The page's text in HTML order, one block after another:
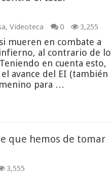
, Videoteca 0 3,255
mueren en combate a
al contrario de lo
en cuenta esto,
avance del EI (también
para …
que hemos de tomar
3,555